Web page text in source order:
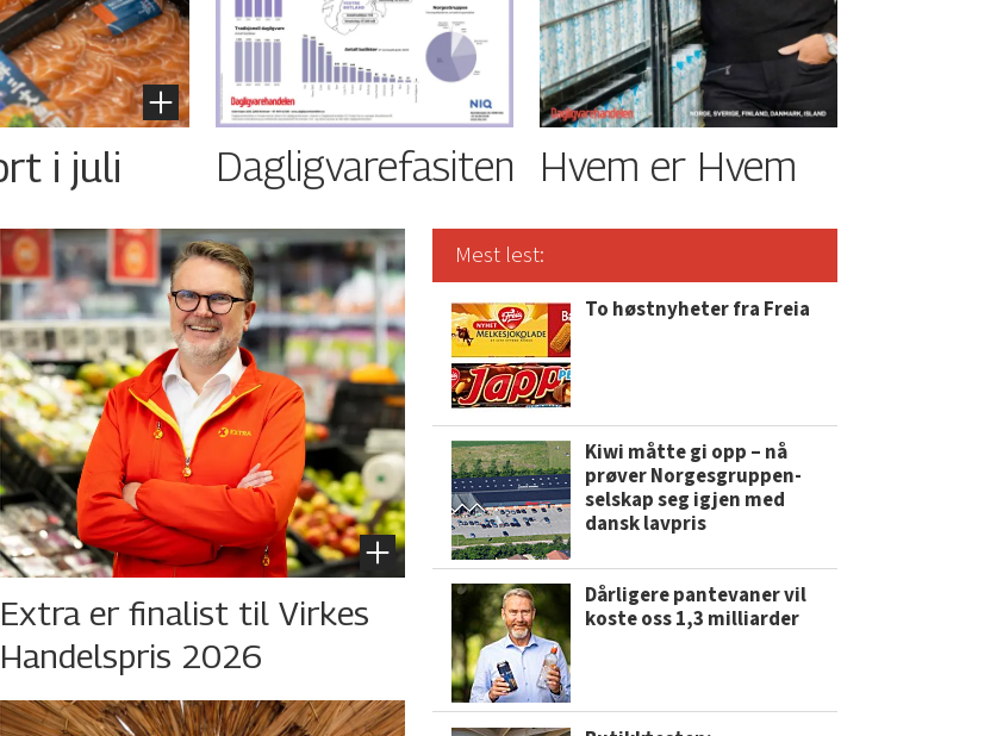
i juli Dagligvarefasiten Hvem er Hvem
Extra er finalist til Virkes
Handelspris 2026
Mest lest:
To høstnyheter fra Freia
Kiwi måtte gi opp – nå
prøver Norgesgruppen-
selskap seg igjen med
dansk lavpris
Dårligere pantevaner vil
koste oss 1,3 milliarder